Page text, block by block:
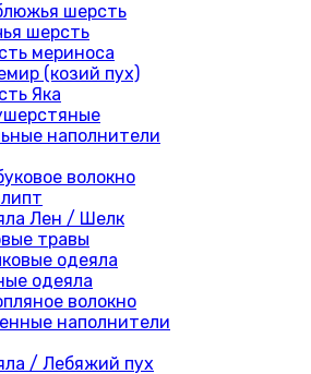
шерсть
шерсть
мериноса
(козий пух)
Яка
наполнители
волокно
Лен / Шелк
травы
одеяла
одеяла
волокно
наполнители
/ Лебяжий пух